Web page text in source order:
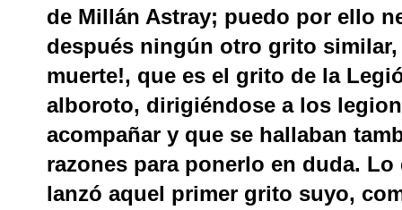
de Millán Astray; puedo por ello
después ningún otro grito
muerte!, que es el grito de la
alboroto, dirigiéndose a los
acompañar y que se hallaban
razones para ponerlo en duda.
lanzó aquel primer grito suyo,